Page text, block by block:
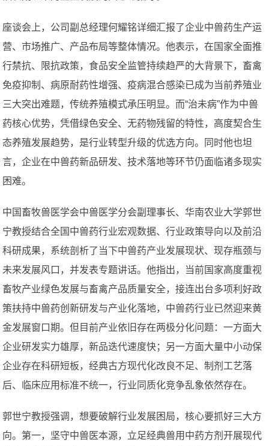
座谈会上，公司副总经理何耀铭详细汇报了企业中兽药生产运
营、市场推广、产品布局等整体情况。他表示，在国家全面推
行禁抗、限抗政策，食品安全监管持续趋严的大背景下，畜禽
免疫抑制、病原耐药性增强、疫病混合感染已成为当前养殖业
三大突出难题，传统养殖模式承压明显。而“治未病”作为中兽
药核心优势，凭借绿色安全、无药物残留的特性，高度契合生
态养殖发展趋势，是行业转型升级的优选方向。同时他也坦
言，企业在中兽药新品研发、技术落地等环节仍面临诸多现实
困难。
中国畜牧兽医学会中兽医学分会副理事长、华南农业大学郭世
宁教授结合全国中兽药行业宏观数据、行业政策导向以及前沿
科研成果，系统剖析了当下中兽药产业发展现状、现存瓶颈与
未来发展风口，并发表专题讲话。他指出，当前国家高度重视
畜牧产业绿色发展与畜禽产品质量安全，接连出台多项利好政
策扶持中兽药创新研发与产业化落地，中兽药行业已然迎来黄
金发展窗口期。但目前产业依旧存在两极分化问题：一方面大
企业研发实力雄厚，新品迭代速度快；另一方面大量中小动保
企业存在科研短板，经典古方现代化改良不足、制剂工艺落
后、临床应用标准不统一，行业同质化竞争乱象依然存在。
郭世宁教授强调，想要破解行业发展困局，核心要抓好三大方
向。第一，坚守中兽医本源，立足经典兽用中药方剂开展现代